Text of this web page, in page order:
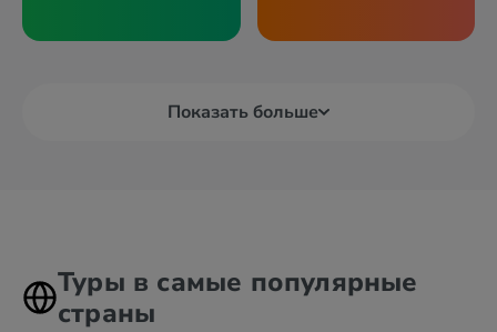
Показать больше
Туры в самые популярные
страны